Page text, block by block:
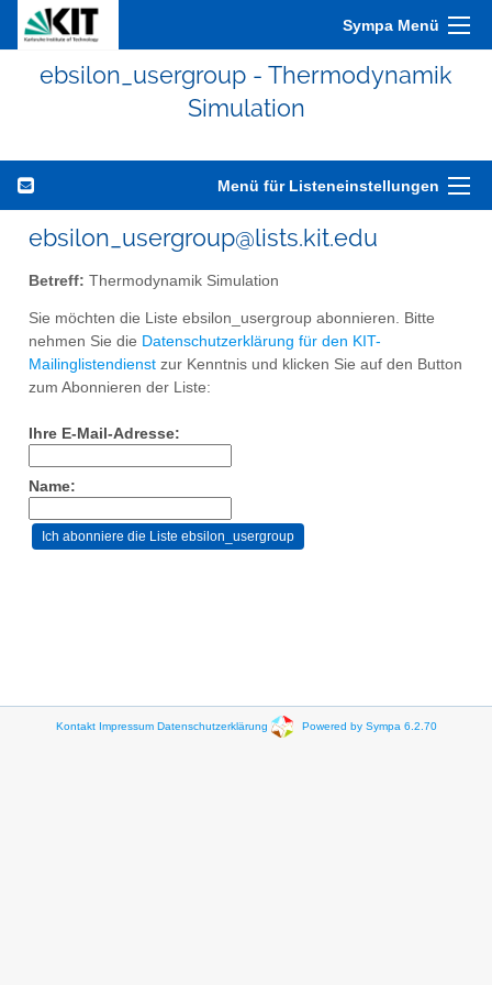
Sympa Menü
ebsilon_usergroup - Thermodynamik
Simulation
Menü für Listeneinstellungen
ebsilon_usergroup@lists.kit.edu
Betreff: Thermodynamik Simulation
Sie möchten die Liste ebsilon_usergroup abonnieren. Bitte
nehmen Sie die Datenschutzerklärung für den KIT-
Mailinglistendienst zur Kenntnis und klicken Sie auf den Button
zum Abonnieren der Liste:
Ihre E-Mail-Adresse:
Name:
Kontakt Impressum Datenschutzerklärung Powered by Sympa 6.2.70